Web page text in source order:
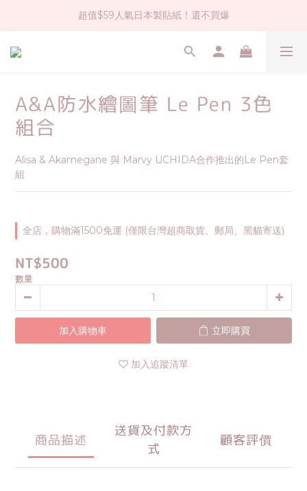
社群大人氣！各種有趣的打洞器
超值$59人氣日本製貼紙！還不買爆
全店$1500免運(台灣地區)
A&A防水繪圖筆 Le Pen 3色
組合
Alisa & Akamegane 與 Marvy UCHIDA合作推出的Le Pen套
組
全店，購物滿1500免運 (僅限台灣超商取貨、郵局、黑貓寄送)
NT$500
數量
加入購物車 立即購買
加入追蹤清單
商品描述
送貨及付款方
式
顧客評價